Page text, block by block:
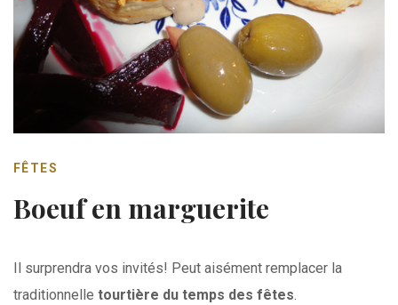
FÊTES
Boeuf en marguerite
Il surprendra vos invités! Peut aisément remplacer la
traditionnelle tourtière du temps des fêtes